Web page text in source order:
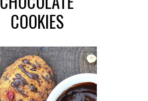
COOKIES